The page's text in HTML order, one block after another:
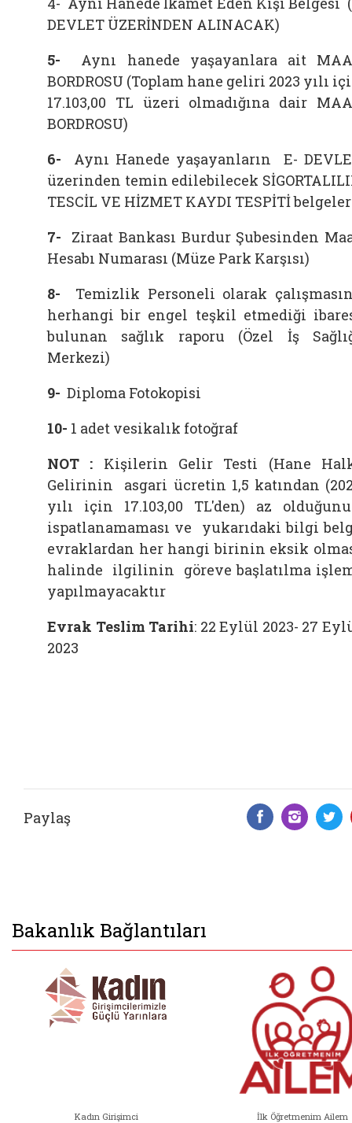
DEVLET ÜZERİNDEN ALINACAK)
5- Aynı hanede yaşayanlara ait
BORDROSU (Toplam hane geliri 2023 yılı
17.103,00 TL üzeri olmadığına dair
BORDROSU)
6- Aynı Hanede yaşayanların E-
üzerinden temin edilebilecek
TESCİL VE HİZMET KAYDI TESPİTİ
7- Ziraat Bankası Burdur Şubesinden
Hesabı Numarası (Müze Park Karşısı)
8-
Temizlik Personeli olarak
herhangi bir engel teşkil etmediği
bulunan sağlık raporu (Özel İş
Merkezi)
9- Diploma Fotokopisi
10- 1 adet vesikalık fotoğraf
NOT : Kişilerin Gelir Testi (Hane
Gelirinin asgari ücretin 1,5 katından
yılı için 17.103,00 TL'den) az
ispatlanamaması ve yukarıdaki bilgi
evraklardan her hangi birinin eksik
halinde ilgilinin göreve başlatılma
yapılmayacaktır
Evrak Teslim Tarihi: 22 Eylül 2023- 27
2023
Paylaş
Bakanlık Bağlantıları
Kadın Girişimci İlk Öğretmenim Ailem